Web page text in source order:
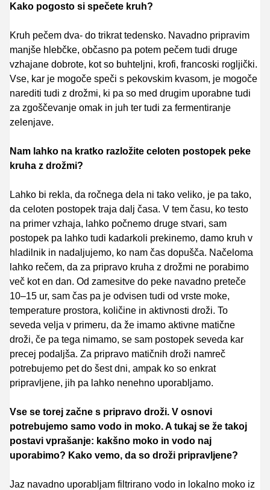
Kako pogosto si spečete kruh?
Kruh pečem dva- do trikrat tedensko. Navadno pripravim
manjše hlebčke, občasno pa potem pečem tudi druge
vzhajane dobrote, kot so buhteljni, krofi, francoski rogljički.
Vse, kar je mogoče speči s pekovskim kvasom, je mogoče
narediti tudi z drožmi, ki pa so med drugim uporabne tudi
za zgoščevanje omak in juh ter tudi za fermentiranje
zelenjave.
Nam lahko na kratko razložite celoten postopek peke
kruha z drožmi?
Lahko bi rekla, da ročnega dela ni tako veliko, je pa tako,
da celoten postopek traja dalj časa. V tem času, ko testo
na primer vzhaja, lahko počnemo druge stvari, sam
postopek pa lahko tudi kadarkoli prekinemo, damo kruh v
hladilnik in nadaljujemo, ko nam čas dopušča. Načeloma
lahko rečem, da za pripravo kruha z drožmi ne porabimo
več kot en dan. Od zamesitve do peke navadno preteče
10–15 ur, sam čas pa je odvisen tudi od vrste moke,
temperature prostora, količine in aktivnosti droži. To
seveda velja v primeru, da že imamo aktivne matične
droži, če pa tega nimamo, se sam postopek seveda kar
precej podaljša. Za pripravo matičnih droži namreč
potrebujemo pet do šest dni, ampak ko so enkrat
pripravljene, jih pa lahko nenehno uporabljamo.
Vse se torej začne s pripravo droži. V osnovi
potrebujemo samo vodo in moko. A tukaj se že takoj
postavi vprašanje: kakšno moko in vodo naj
uporabimo? Kako vemo, da so droži pripravljene?
Jaz navadno uporabljam filtrirano vodo in lokalno moko iz